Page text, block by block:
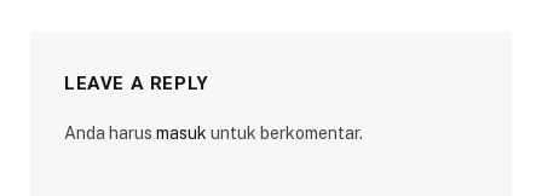
LEAVE A REPLY
Anda harus masuk untuk berkomentar.